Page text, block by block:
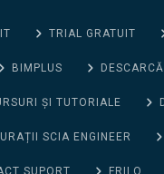
TRIAL GRATUIT
BIMPLUS
ȘI TUTORIALE
SCIA ENGINEER
SUPORT FRILO